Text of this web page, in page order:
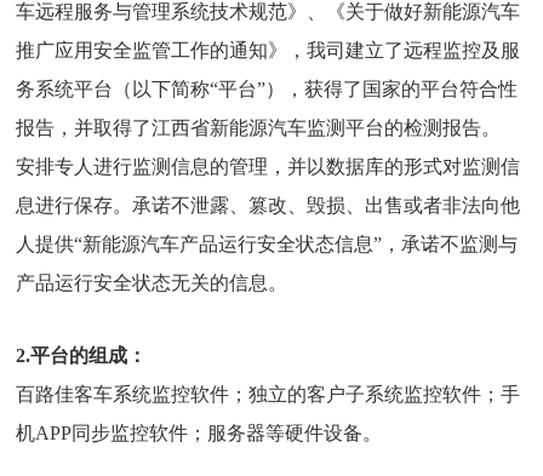
车远程服务与管理系统技术规范》、《关于做好新能源汽车
推广应用安全监管工作的通知》，我司建立了远程监控及服
务系统平台（以下简称“平台”），获得了国家的平台符合性
报告，并取得了江西省新能源汽车监测平台的检测报告。
安排专人进行监测信息的管理，并以数据库的形式对监测信
息进行保存。承诺不泄露、篡改、毁损、出售或者非法向他
人提供“新能源汽车产品运行安全状态信息”，承诺不监测与
产品运行安全状态无关的信息。
2.平台的组成：
百路佳客车系统监控软件；独立的客户子系统监控软件；手
机APP同步监控软件；服务器等硬件设备。